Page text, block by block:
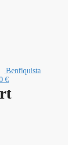
Benfiquista
€